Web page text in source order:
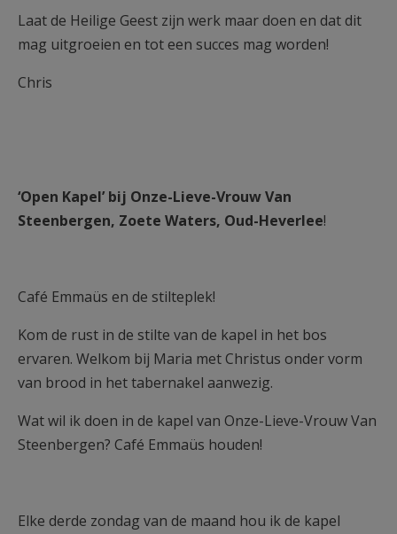
Laat de Heilige Geest zijn werk maar doen en dat dit
mag uitgroeien en tot een succes mag worden!
Chris
‘Open Kapel’ bij Onze-Lieve-Vrouw Van
Steenbergen, Zoete Waters, Oud-Heverlee!
Café Emmaüs en de stilteplek!
Kom de rust in de stilte van de kapel in het bos
ervaren. Welkom bij Maria met Christus onder vorm
van brood in het tabernakel aanwezig.
Wat wil ik doen in de kapel van Onze-Lieve-Vrouw Van
Steenbergen? Café Emmaüs houden!
Elke derde zondag van de maand hou ik de kapel